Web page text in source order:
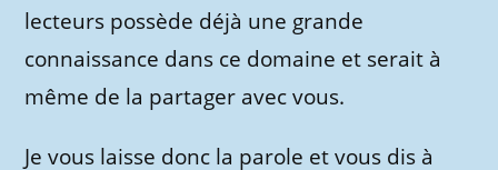
lecteurs possède déjà une grande
connaissance dans ce domaine et serait à
même de la partager avec vous.
Je vous laisse donc la parole et vous dis à